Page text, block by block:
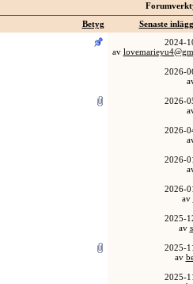
Betyg
Senaste inlägg
2024-
av
2026-
2026-
2026-
2026-
2026-
av
2025-
av
2025-
av
2025-